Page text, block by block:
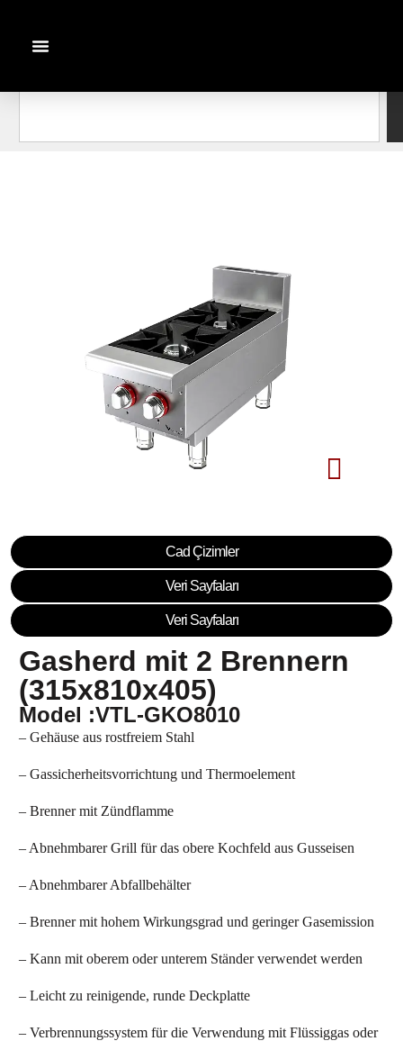
Gasherd mit 2 Brennern
(315x810x405)
Model :VTL-GKO8010
– Gehäuse aus rostfreiem Stahl
– Gassicherheitsvorrichtung und Thermoelement
– Brenner mit Zündflamme
– Abnehmbarer Grill für das obere Kochfeld aus Gusseisen
– Abnehmbarer Abfallbehälter
– Brenner mit hohem Wirkungsgrad und geringer Gasemission
– Kann mit oberem oder unterem Ständer verwendet werden
– Leicht zu reinigende, runde Deckplatte
– Verbrennungssystem für die Verwendung mit Flüssiggas oder
Cad Çizimler
Veri Sayfaları
Veri Sayfaları